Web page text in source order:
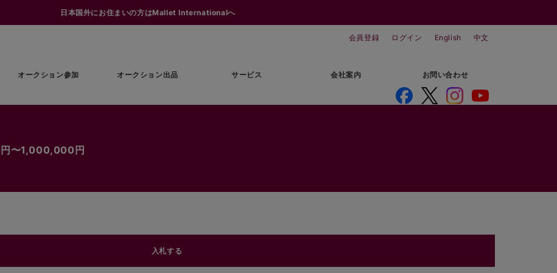
日本国外にお住まいの方はMallet Internationalへ
会員登録 ログイン English 中文
オークション参加 オークション出品 サービス 会社案内 お問い合わせ
〜1,000,000円
入札する